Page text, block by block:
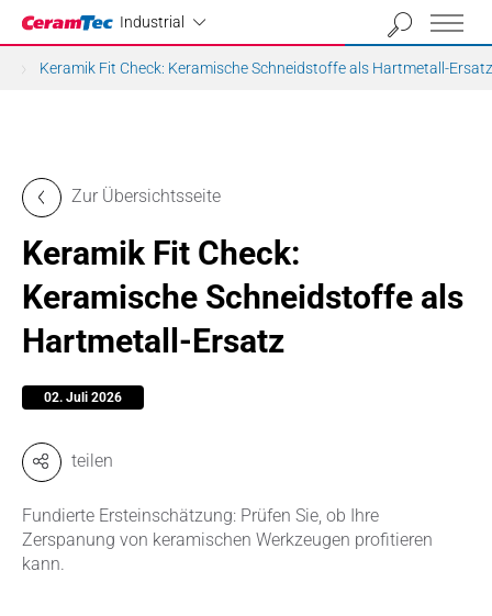
Industrial
Industrial
Keramik Fit Check: Keramische Schneidstoffe als Hartmetall-Ersatz
Zur Übersichtsseite
Keramik Fit Check:
Keramische Schneidstoffe als
Hartmetall-Ersatz
02. Juli 2026
teilen
Fundierte Ersteinschätzung: Prüfen Sie, ob Ihre
Zerspanung von keramischen Werkzeugen profitieren
kann.